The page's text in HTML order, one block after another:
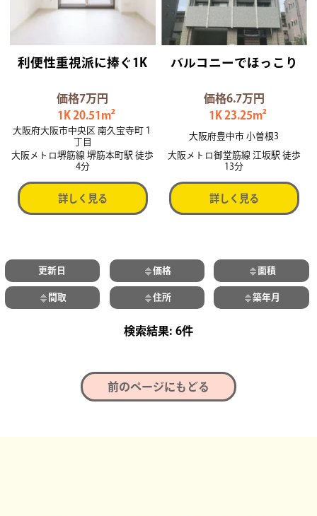
利便性重視派に捧ぐ1K
価格7万円
1K 20.51m²
大阪府大阪市中央区 南久宝寺町１
丁目
大阪メトロ堺筋線 堺筋本町駅 徒歩
4分
詳しく見る
バルコニーでほっこり
価格6.7万円
1K 23.25m²
大阪府豊中市 小曽根3
大阪メトロ御堂筋線 江坂駅 徒歩
13分
詳しく見る
更新日 価格 面積
間取 住所 築年月
6件
前のページにもどる